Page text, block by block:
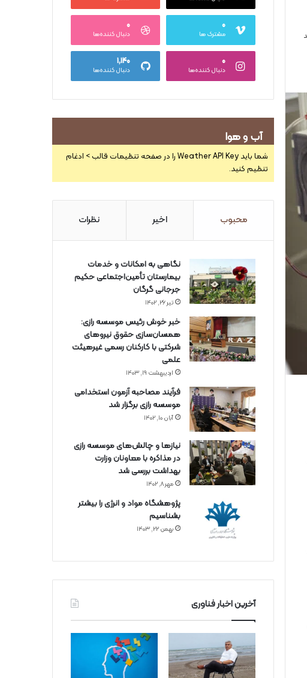
۰
مشترک ها
۰
دنبال کننده‌ها
۰
دنبال کننده‌ها
۱,۱۴۰
دنبال کننده‌ها
آب و هوا
شما باید Weather API Key را در صفحه تنظیمات قالب > ادغام
تنظیم کنید.
محبوب اخیر نظرات
نگاهی به امکانات و خدمات
بیمارستان تأمین‌اجتماعی حکیم
جرجانی گرگان
تیر ۲۶, ۱۴۰۲
خبر خوش رئیس موسسه رازی:
همسان‌سازی حقوق نیروهای
شرکتی با کارکنان رسمی غیرهیئت
علمی
اردیبهشت ۱۹, ۱۴۰۳
فرآیند مصاحبه آزمون استخدامی
موسسه رازی برگزار شد
آبان ۱۰, ۱۴۰۲
نیازها و چالش‌های موسسه رازی
در مذاکره با معاونان وزارت
بهداشت بررسی شد
مهر ۸, ۱۴۰۲
پژوهشگاه مواد و انرژی را بیشتر
بشناسیم
بهمن ۲۲, ۱۴۰۳
آخرین اخبار فناوری